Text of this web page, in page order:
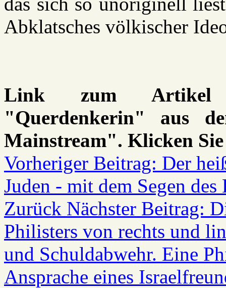
Abklatsches völkischer
Link zum Artikel
"Querdenkerin" aus
Mainstream". Klicken
Vorheriger Beitrag: Der
Juden - mit dem Segen
Zurück Nächster Beitrag:
Philisters von rechts und
und Schuldabwehr. Eine
Ansprache eines